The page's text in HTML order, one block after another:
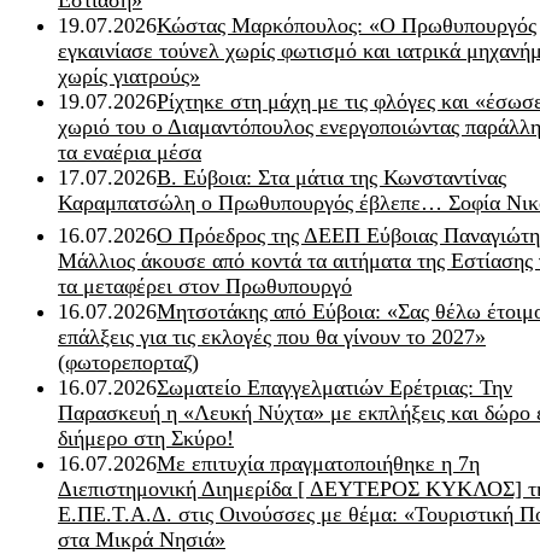
19.07.2026Κώστας Μαρκόπουλος: «Ο Πρωθυπουργός
εγκαινίασε τούνελ χωρίς φωτισμό και ιατρικά
χωρίς γιατρούς»
19.07.2026Ρίχτηκε στη μάχη με τις φλόγες και
χωριό του ο Διαμαντόπουλος ενεργοποιώντας
τα εναέρια μέσα
17.07.2026Β. Εύβοια: Στα μάτια της Κωνσταντίνας
Καραμπατσώλη ο Πρωθυπουργός έβλεπε… Σοφία
16.07.2026Ο Πρόεδρος της ΔΕΕΠ Εύβοιας
Μάλλιος άκουσε από κοντά τα αιτήματα της Εστίασης
τα μεταφέρει στον Πρωθυπουργό
16.07.2026Μητσοτάκης από Εύβοια: «Σας θέλω
επάλξεις για τις εκλογές που θα γίνουν το 2027»
(φωτορεπορταζ)
16.07.2026Σωματείο Επαγγελματιών Ερέτριας: Την
Παρασκευή η «Λευκή Νύχτα» με εκπλήξεις και δώρο
διήμερο στη Σκύρο!
16.07.2026Με επιτυχία πραγματοποιήθηκε η 7η
Διεπιστημονική Διημερίδα [ ΔEYΤΕΡΟΣ ΚΥΚΛΟΣ]
Ε.ΠΕ.Τ.Α.Δ. στις Οινούσσες με θέμα: «Τουριστική
στα Μικρά Νησιά»